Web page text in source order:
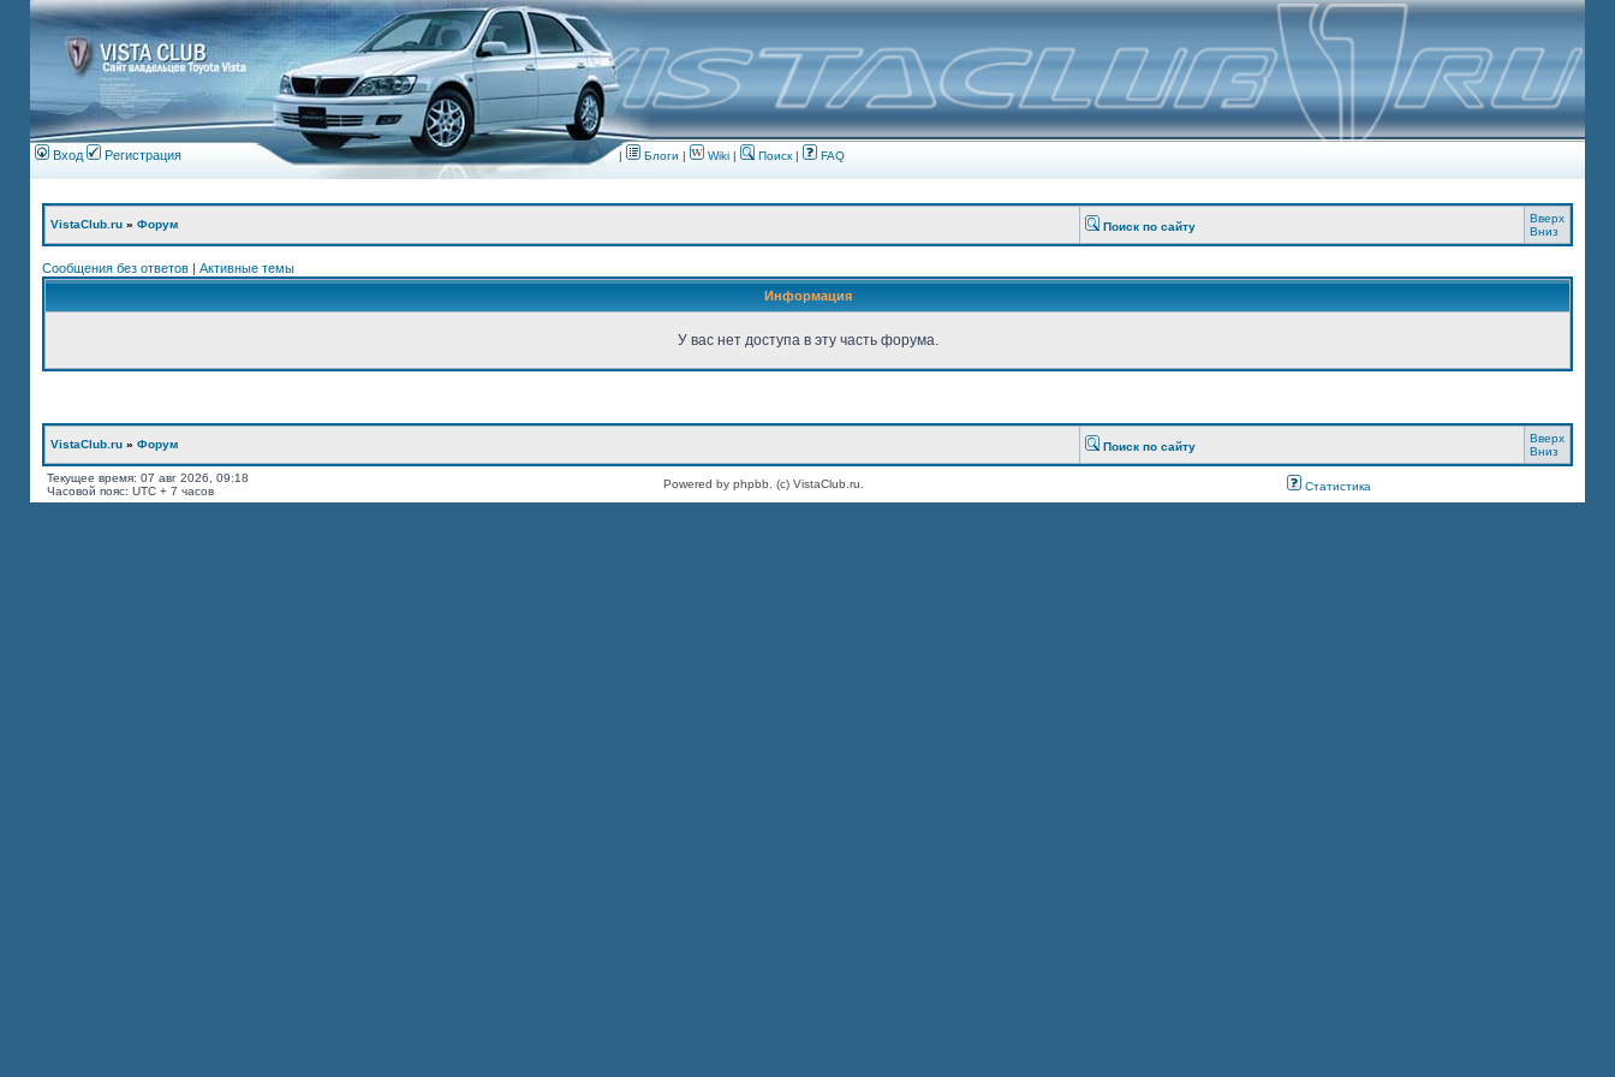
Вход Регистрация | Блоги | Wiki | Поиск| FAQ
VistaClub.ru » Форум Поиск по сайту
Вверх
Вниз
Сообщения без ответов | Активные темы
Информация
У вас нет доступа в эту часть форума.
VistaClub.ru » Форум Поиск по сайту
Вверх
Вниз
Текущее время: 07 авг 2026, 09:18
Часовой пояс: UTC + 7 часов
Powered by phpbb. (c) VistaClub.ru. Статистика